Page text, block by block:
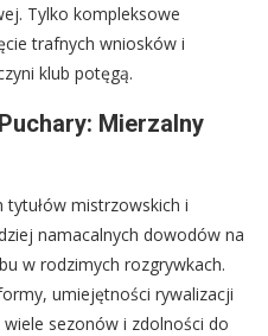
Tylko kompleksowe
trafnych wniosków i
klub potęgą.
Mierzalny
tytułów mistrzowskich i
namacalnych dowodów na
w rodzimych rozgrywkach.
umiejętności rywalizacji
sezonów i zdolności do